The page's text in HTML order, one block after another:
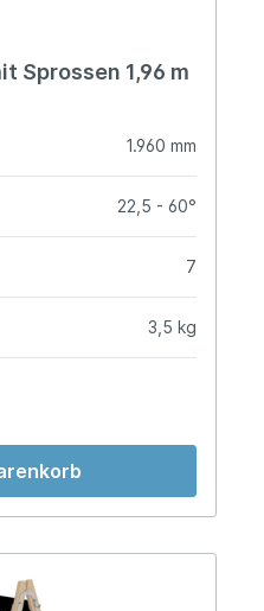
Sprossen 1,96 m
1.960 mm
22,5 - 60°
7
3,5 kg